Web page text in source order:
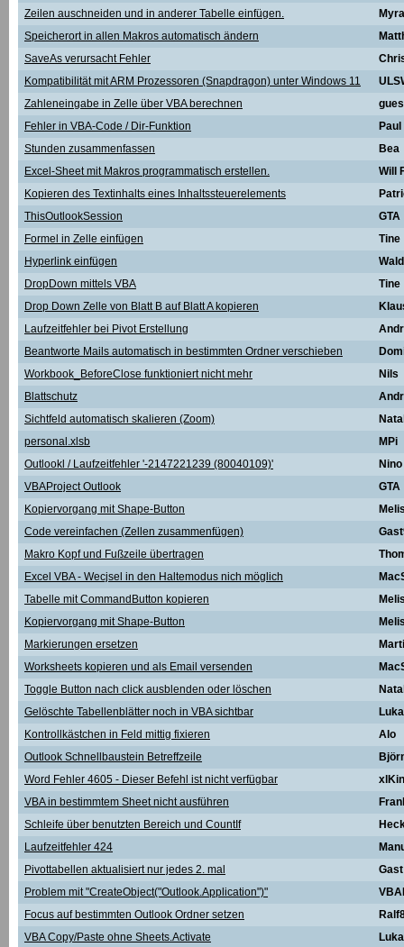
Zeilen auschneiden und in anderer Tabelle einfügen.
Myra
Speicherort in allen Makros automatisch ändern
SaveAs verursacht Fehler
Kompatibilität mit ARM Prozessoren (Snapdragon) unter Windows 11
Zahleneingabe in Zelle über VBA berechnen
Fehler in VBA-Code / Dir-Funktion
Paul
Stunden zusammenfassen
Bea
Excel-Sheet mit Makros programmatisch erstellen.
Will
Kopieren des Textinhalts eines Inhaltssteuerelements
ThisOutlookSession
GTA
Formel in Zelle einfügen
Tine
Hyperlink einfügen
DropDown mittels VBA
Tine
Drop Down Zelle von Blatt B auf Blatt A kopieren
Laufzeitfehler bei Pivot Erstellung
Beantworte Mails automatisch in bestimmten Ordner verschieben
Workbook_BeforeClose funktioniert nicht mehr
Nils
Blattschutz
Sichtfeld automatisch skalieren (Zoom)
personal.xlsb
MPi
Outlookl / Laufzeitfehler '-2147221239 (80040109)'
Nino
VBAProject Outlook
GTA
Kopiervorgang mit Shape-Button
Code vereinfachen (Zellen zusammenfügen)
Makro Kopf und Fußzeile übertragen
Excel VBA - Wecjsel in den Haltemodus nich möglich
Tabelle mit CommandButton kopieren
Kopiervorgang mit Shape-Button
Markierungen ersetzen
Marti
Worksheets kopieren und als Email versenden
Toggle Button nach click ausblenden oder löschen
Gelöschte Tabellenblätter noch in VBA sichtbar
Kontrollkästchen in Feld mittig fixieren
Alo
Outlook Schnellbaustein Betreffzeile
Word Fehler 4605 - Dieser Befehl ist nicht verfügbar
VBA in bestimmtem Sheet nicht ausführen
Schleife über benutzten Bereich und CountIf
Laufzeitfehler 424
Pivottabellen aktualisiert nur jedes 2. mal
Gast
Problem mit "CreateObject("Outlook.Application")"
Focus auf bestimmten Outlook Ordner setzen
VBA Copy/Paste ohne Sheets.Activate